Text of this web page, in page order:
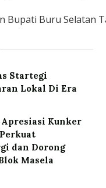
Bupati Buru Selatan
Startegi
Lokal Di Era
Kunker
dan Dorong
Masela